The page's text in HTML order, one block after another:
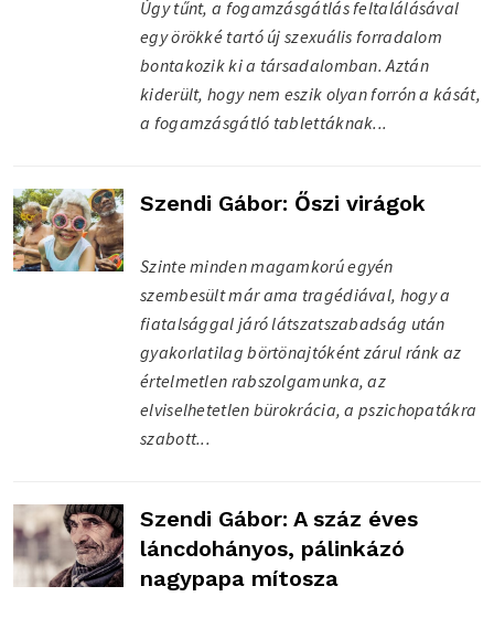
Úgy tűnt, a fogamzásgátlás feltalálásával
egy örökké tartó új szexuális forradalom
bontakozik ki a társadalomban. Aztán
kiderült, hogy nem eszik olyan forrón a kását,
a fogamzásgátló tablettáknak...
Szendi Gábor: Őszi virágok
Szinte minden magamkorú egyén
szembesült már ama tragédiával, hogy a
fiatalsággal járó látszatszabadság után
gyakorlatilag börtönajtóként zárul ránk az
értelmetlen rabszolgamunka, az
elviselhetetlen bürokrácia, a pszichopatákra
szabott...
Szendi Gábor: A száz éves
láncdohányos, pálinkázó
nagypapa mítosza